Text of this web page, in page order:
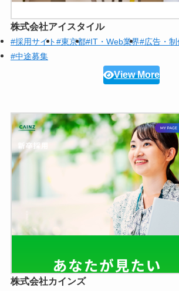
株式会社アイスタイル
#採用サイト#東京都#IT・Web業界#広告・制
#中途募集
View More
株式会社カインズ